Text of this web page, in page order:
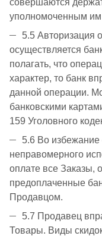
совершаются
уполномоченным
5.5 Авторизация
осуществляется
полагать, что
характер, то банк
данной операции.
банковскими
159 Уголовного
5.6 Во избежание
неправомерного
оплате все Заказы,
предоплаченные
Продавцом.
5.7 Продавец
Товары. Виды